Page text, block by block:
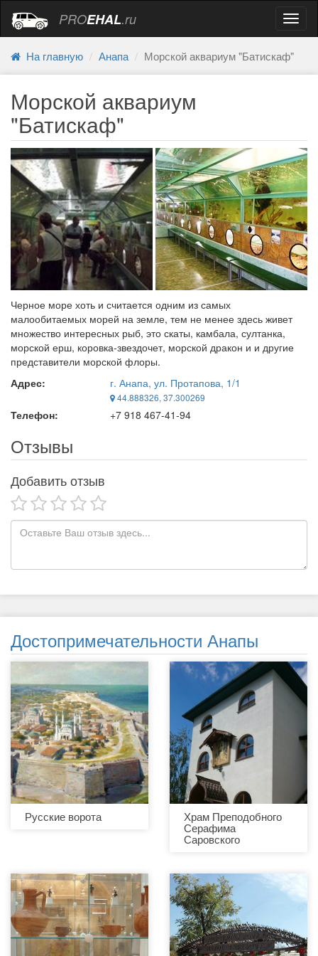
PROEHAL.ru
На главную Анапа Морской аквариум "Батискаф"
Морской аквариум
"Батискаф"
Черное море хоть и считается одним из самых
малообитаемых морей на земле, тем не менее здесь живет
множество интересных рыб, это скаты, камбала, султанка,
морской ерш, коровка-звездочет, морской дракон и и другие
представители морской флоры.
Адрес:
г. Анапа, ул. Протапова, 1/1
44.888326, 37.300269
Телефон: +7 918 467-41-94
Отзывы
Добавить отзыв
Достопримечательности Анапы
Русские ворота Храм Преподобного
Серафима
Саровского